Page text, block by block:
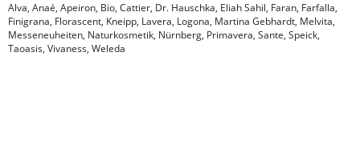
Alva, Anaé, Apeiron, Bio, Cattier, Dr. Hauschka, Eliah Sahil, Faran, Farfalla,
Finigrana, Florascent, Kneipp, Lavera, Logona, Martina Gebhardt, Melvita,
Messeneuheiten, Naturkosmetik, Nürnberg, Primavera, Sante, Speick,
Taoasis, Vivaness, Weleda